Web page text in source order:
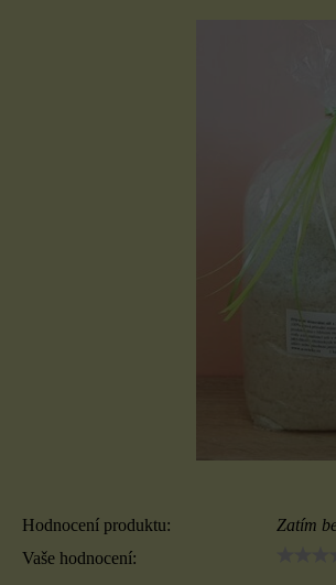
Hodnocení produktu:
Zatím
Vaše hodnocení: